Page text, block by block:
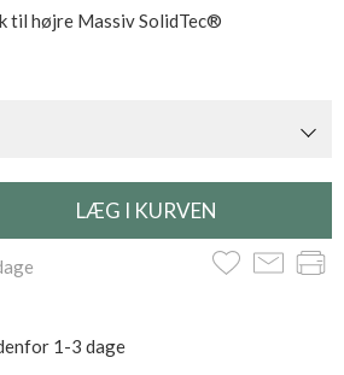
til højre Massiv SolidTec®
1-3 dage